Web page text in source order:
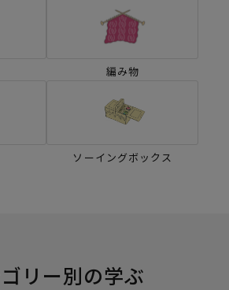
編み物
ソーイングボックス
リー別の学ぶ